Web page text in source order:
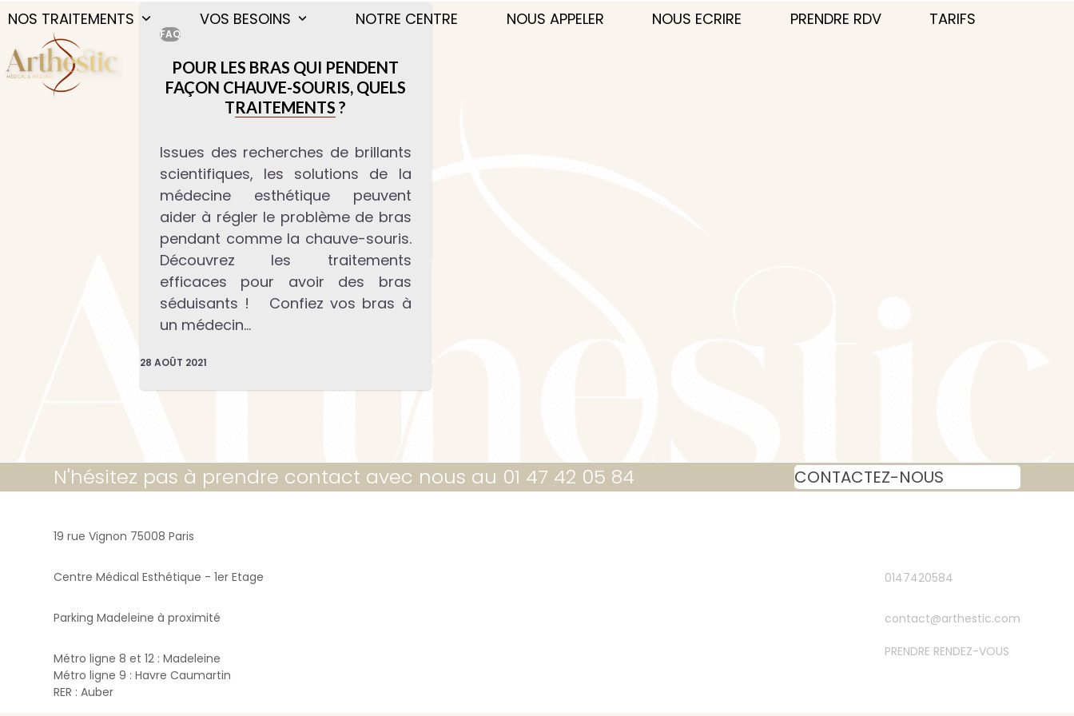
Skip
content
NOS TRAITEMENTS VOS BESOINS NOTRE CENTRE NOUS APPELER NOUS ECRIRE PRENDRE RDV TARIFS
FAQ
POUR LES BRAS QUI PENDENT
FAÇON CHAUVE-SOURIS, QUELS
TRAITEMENTS ?
Issues des recherches de brillants
scientifiques, les solutions de la
médecine esthétique peuvent
aider à régler le problème de bras
pendant comme la chauve-souris.
Découvrez les traitements
efficaces pour avoir des bras
séduisants ! Confiez vos bras à
un médecin…
28 AOÛT 2021
N'hésitez pas à prendre contact avec nous au 01 47 42 05 84 CONTACTEZ-NOUS
19 rue Vignon 75008 Paris
Centre Médical Esthétique - 1er Etage
Parking Madeleine à proximité
Métro ligne 8 et 12 : Madeleine
Métro ligne 9 : Havre Caumartin
RER : Auber
0147420584
contact@arthestic.com
PRENDRE RENDEZ-VOUS